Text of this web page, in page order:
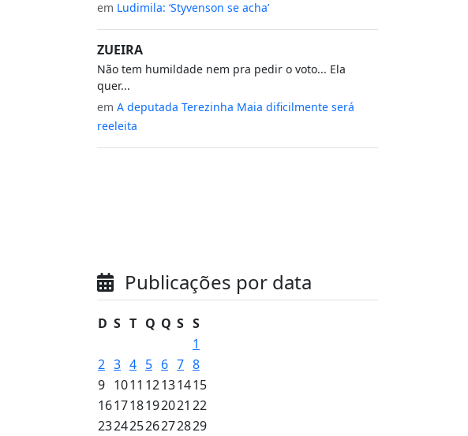
em Ludimila: ‘Styvenson se acha’
ZUEIRA
Não tem humildade nem pra pedir o voto... Ela
quer...
em A deputada Terezinha Maia dificilmente será
reeleita
Publicações por data
D S T Q Q S S
1
2 3 4 5 6 7 8
9 1011 12131415
161718192021 22
23242526272829